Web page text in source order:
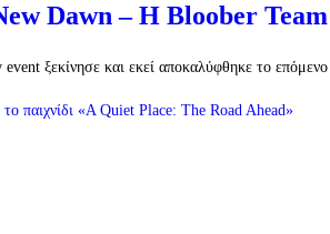
Dawn – Η Bloober Team
ξεκίνησε και εκεί αποκαλύφθηκε το